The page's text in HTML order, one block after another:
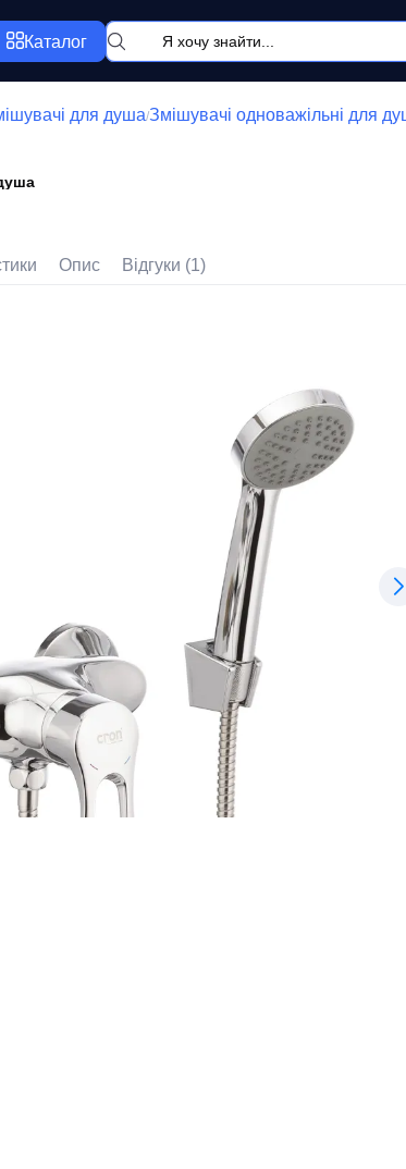
Каталог
для душа/Змішувачі одноважільні для
Опис Відгуки (1)